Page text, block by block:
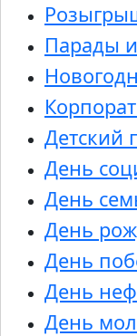
Парады
Детский
День
День
День
День
День
День